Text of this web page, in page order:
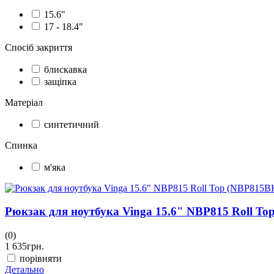
15.6"
17 - 18.4"
Спосіб закриття
блискавка
защіпка
Матеріал
синтетичний
Спинка
м'яка
Рюкзак для ноутбука Vinga 15.6" NBP815 Roll
(0)
1 635грн.
порівняти
Детально